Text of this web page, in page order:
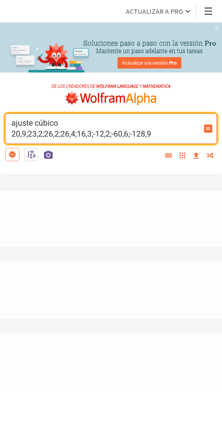
ACTUALIZAR A PRO
Soluciones paso a paso con la versión Pro
Mantente un paso adelante en tus tareas
Actualizar a la versión Pro
ajuste cúbico
20,9;23,2;26,2;26,4;16,3;-12,2;-60,6;-128,9